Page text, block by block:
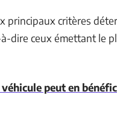
principaux critères
dire ceux émettant le
peut en